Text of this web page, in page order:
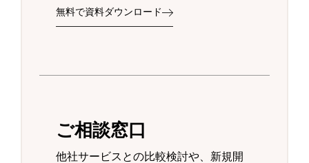
無料で資料ダウンロード
ご相談窓口
他社サービスとの比較検討や、新規開